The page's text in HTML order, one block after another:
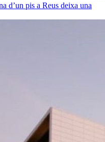
d’un pis a Reus deixa una